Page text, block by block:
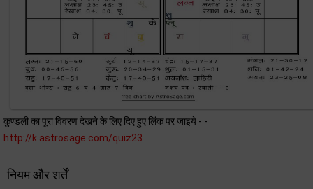
कुण्डली का पूरा विवरण देखने के लिए दिए हुए लिंक पर जाइये - -
http://k.astrosage.com/quiz23
नियम और शर्तें